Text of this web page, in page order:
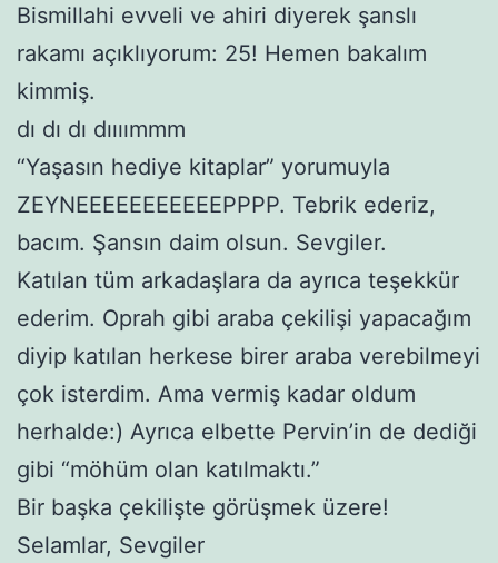
Bismillahi evveli ve ahiri diyerek şanslı
rakamı açıklıyorum: 25! Hemen bakalım
kimmiş.
dı dı dı dıııımmm
“Yaşasın hediye kitaplar” yorumuyla
ZEYNEEEEEEEEEEEPPPP. Tebrik ederiz,
bacım. Şansın daim olsun. Sevgiler.
Katılan tüm arkadaşlara da ayrıca teşekkür
ederim. Oprah gibi araba çekilişi yapacağım
diyip katılan herkese birer araba verebilmeyi
çok isterdim. Ama vermiş kadar oldum
herhalde:) Ayrıca elbette Pervin’in de dediği
gibi “möhüm olan katılmaktı.”
Bir başka çekilişte görüşmek üzere!
Selamlar, Sevgiler